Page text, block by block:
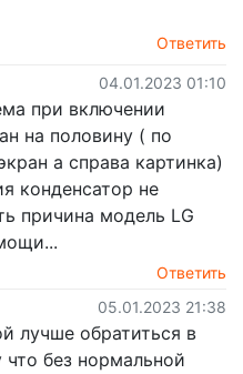
Ответить
04.01.2023 01:10
при включении
на половину ( по
а справа картинка)
конденсатор не
причина модель LG
Ответить
05.01.2023 21:38
лучше обратиться в
без нормальной